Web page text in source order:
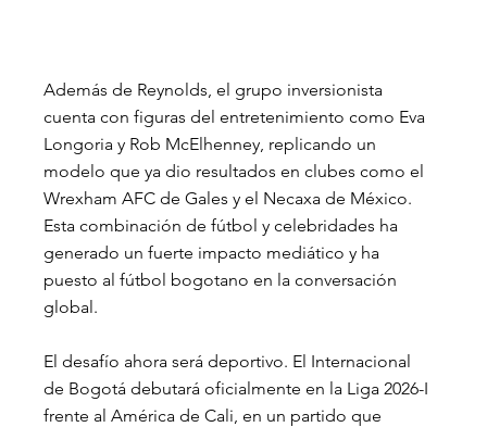
Además de Reynolds, el grupo inversionista
cuenta con figuras del entretenimiento como Eva
Longoria y Rob McElhenney, replicando un
modelo que ya dio resultados en clubes como el
Wrexham AFC de Gales y el Necaxa de México.
Esta combinación de fútbol y celebridades ha
generado un fuerte impacto mediático y ha
puesto al fútbol bogotano en la conversación
global.
El desafío ahora será deportivo. El Internacional
de Bogotá debutará oficialmente en la Liga 2026-I
frente al América de Cali, en un partido que